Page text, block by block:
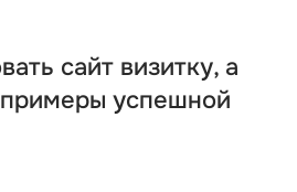
сайт визитку, а
примеры успешной